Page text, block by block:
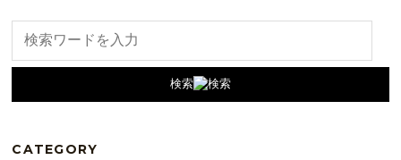
検索
CATEGORY